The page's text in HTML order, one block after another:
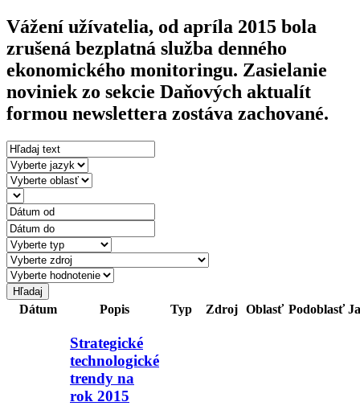
Vážení užívatelia, od apríla 2015 bola
zrušená bezplatná služba denného
ekonomického monitoringu. Zasielanie
noviniek zo sekcie Daňových aktualít
formou newslettera zostáva zachované.
Dátum Popis Typ Zdroj Oblasť Podoblasť
Strategické
technologické
trendy na
rok 2015